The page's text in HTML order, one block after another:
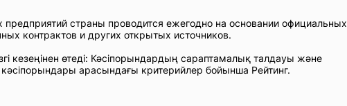
страны проводится ежегодно на основании официальных
контрактов и других открытых источников.
кезеңінен өтеді: Кәсіпорындардың сараптамалық талдауы және
арасындағы критерийлер бойынша Рейтинг.